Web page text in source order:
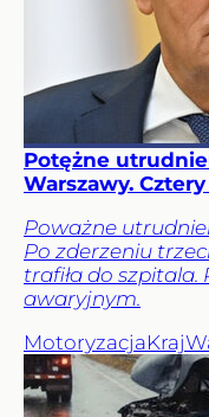
Potężne
Warszawy.
Poważne
Po zderzeniu
trafiła do szpitala.
awaryjnym.
MotoryzacjaKraj